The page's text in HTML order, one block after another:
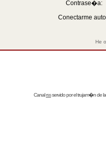
Contrase�a:
Conectarme
He
Canalrssservido por eltrujam�nde